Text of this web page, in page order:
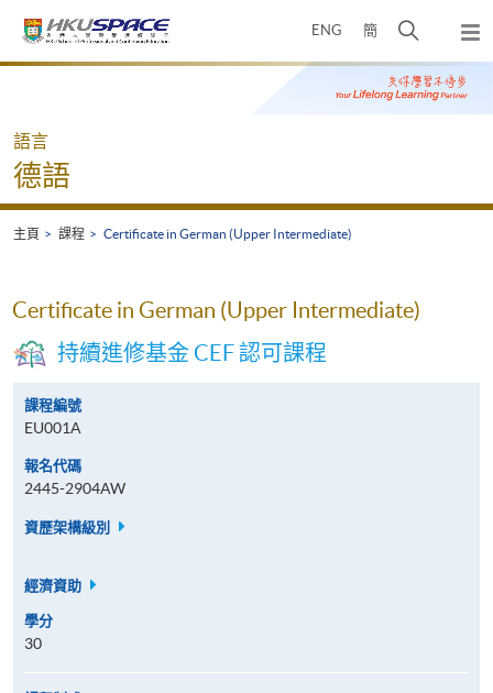
ENG 簡
開
搜
尋
彈
出
主
Main
語言
德語
主頁 課程 Certificate in German (Upper Intermediate)
Certificate in German (Upper Intermediate)
持續進修基金 CEF 認可課程
課程編號
EU001A
報名代碼
2445-2904AW
資歷架構級別
經濟資助
學分
30